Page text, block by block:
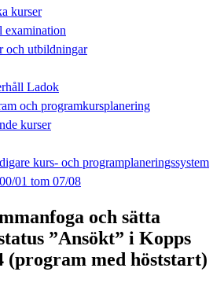
kurser
examination
och utbildningar
Ladok
och programkursplanering
kurser
kurs- och programplaneringssystem
01 tom 07/08
och sätta
”Ansökt” i Kopps
med höststart)